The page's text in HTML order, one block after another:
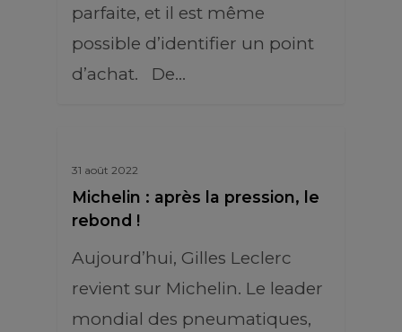
parfaite, et il est même
possible d’identifier un point
d’achat. De…
31 août 2022
Michelin : après la pression, le
rebond !
Aujourd’hui, Gilles Leclerc
revient sur Michelin. Le leader
mondial des pneumatiques,